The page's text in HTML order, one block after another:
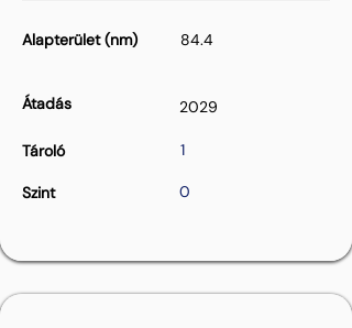
Alapterület (nm) 84.4
Átadás 2029
Tároló 1
Szint 0